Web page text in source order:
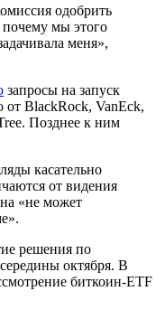
одобрить
мы этого
меня»,
запросы на запуск
от BlackRock, VanEck,
Позднее к ним
касательно
от видения
«не может
решения по
октября. В
биткоин-ETF